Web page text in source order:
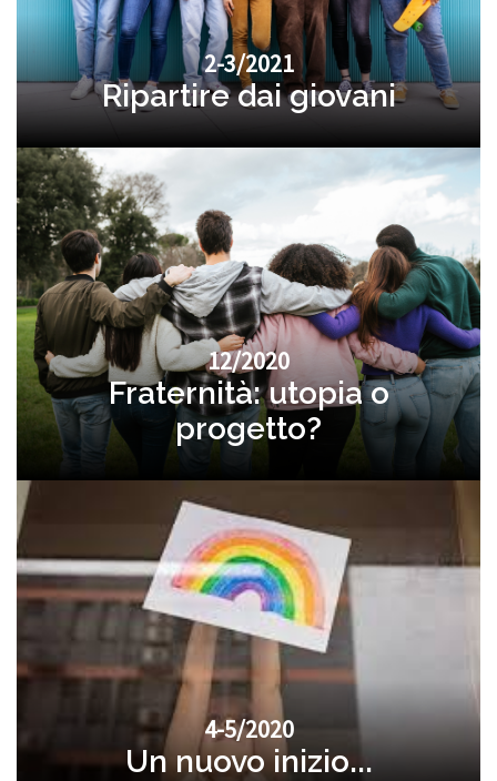
2-3/2021
Ripartire dai giovani
12/2020
Fraternità: utopia o
progetto?
4-5/2020
Un nuovo inizio...